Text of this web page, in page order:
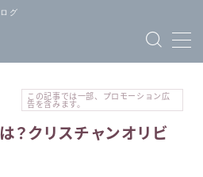
グ
ブランド
この記事では一部、プロモーション広
告を含みます。
？クリスチャンオリビ